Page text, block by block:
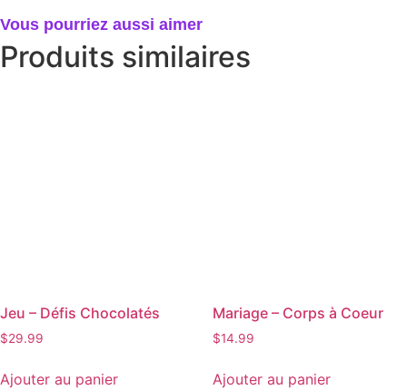
Vous pourriez aussi aimer
Produits similaires
Jeu – Défis Chocolatés
$29.99
Ajouter au panier
Mariage – Corps à Coeur
$14.99
Ajouter au panier